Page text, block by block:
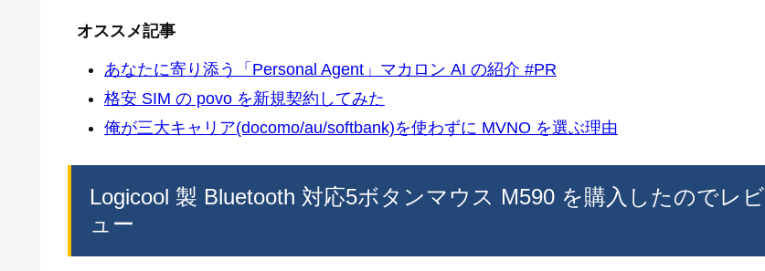
オススメ記事
あなたに寄り添う「Personal Agent」マカロン AI の紹介 #PR
格安 SIM の povo を新規契約してみた
俺が三大キャリア(docomo/au/softbank)を使わずに MVNO を選ぶ理由
Logicool 製 Bluetooth 対応5ボタンマウス M590 を購入したのでレビ
ュー